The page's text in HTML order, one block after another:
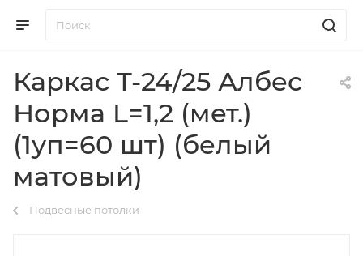
Каркас T-24/25 Албес
Норма L=1,2 (мет.)
(1уп=60 шт) (белый
матовый)
Подвесные потолки